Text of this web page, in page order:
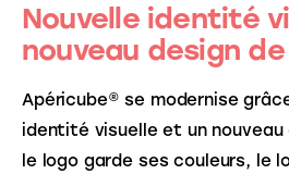
Nouvelle identité
nouveau design
Apéricube® se modernise
identité visuelle et un nouveau
le logo garde ses couleurs, le